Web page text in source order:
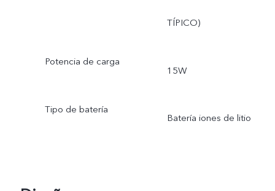
TÍPICO)
Potencia de carga
15W
Tipo de batería
Batería iones de litio